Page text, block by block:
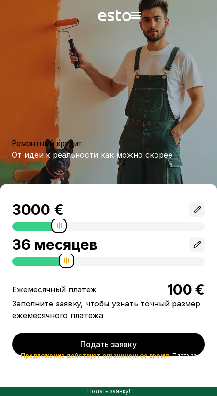
Ремонтный кредит
От идеи к реальности как можно скорее
Ежемесячный платеж 100€
Заполните заявку, чтобы узнать точный размер
ежемесячного платежа
Подать заявку
Предложение действует ограниченное время!Плата за
Подать заявку!